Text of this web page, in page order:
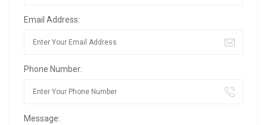
Email Address:
Phone Number:
Message: